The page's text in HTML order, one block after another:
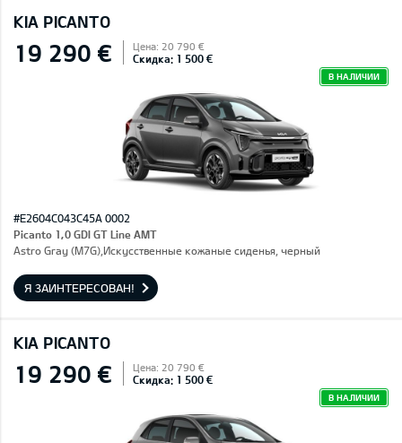
KIA PICANTO
19 290 € Цена: 20 790 €
Скидка: 1 500 €
В НАЛИЧИИ
#E2604C043C45A 0002
Picanto 1,0 GDI GT Line AMT
Astro Gray (M7G),Искусственные кожаные сиденья, черный
Я ЗАИНТЕРЕСОВАН!
KIA PICANTO
19 290 € Цена: 20 790 €
Скидка: 1 500 €
В НАЛИЧИИ